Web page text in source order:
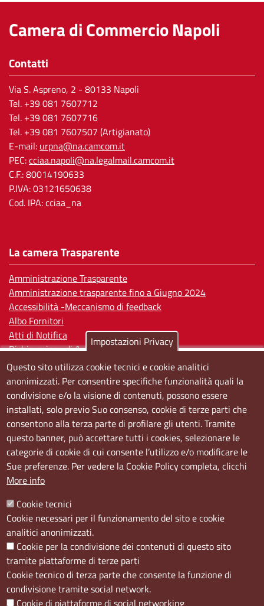
Camera di Commercio Napoli
Contatti
Via S. Aspreno, 2 - 80133 Napoli
Tel. +39 081 7607712
Tel. +39 081 7607716
Tel. +39 081 7607507 (Artigianato)
E-mail: urpna@na.camcom.it
PEC:cciaa.napoli@na.legalmail.camcom.it
C.F.: 80014190633
P.IVA: 03121650638
Cod. IPA: cciaa_na
La camera Trasparente
Amministrazione Trasparente
Amministrazione trasparente fino a Giugno 2024
Accessibilità -Meccanismo di feedback
Albo Fornitori
Atti di Notifica
Dichiarazione di Accessibilità
Sedi e orari
Sede Centrale:
Via S. Aspreno, 2, 80133 Napoli NA
Sede Secondaria:
Corso Meridionale, 58 80143 Napoli NA
Orari
Il venerdì dalle ore 8.50 alle ore 11.00
Social
Impostazioni Privacy
Questo sito utilizza cookie tecnici e cookie analitici
anonimizzati. Per consentire specifiche funzionalità quali la
condivisione e/o la visione di contenuti, possono essere
installati, solo previo Suo consenso, cookie di terze parti che
consentono alla terza parte di profilare gli utenti. Tramite
questo banner, può accettare tutti i cookies, selezionare le
categorie di cookie di cui consente l’utilizzo e/o modificare le
Sue preferenze. Per vedere la Cookie Policy completa, clicchi
More info
Cookie tecnici
Cookie necessari per il funzionamento del sito e cookie
analitici anonimizzati.
Cookie per la condivisione dei contenuti di questo sito
tramite piattaforme di terze parti
Cookie tecnico di terza parte che consente la funzione di
condivisione tramite social network.
Cookie di piattaforme di social networking